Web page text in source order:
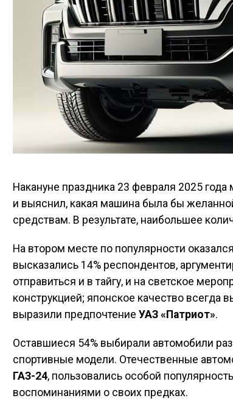
Накануне праздника 23 февраля 2025
и выяснил, какая машина была бы
средствам. В результате, наибольшее
На втором месте по популярности оказался
высказались 14% респондентов,
отправиться и в тайгу, и на светское
конструкцией; японское качество всегда
выразили предпочтение УАЗ «Патриот».
Оставшиеся 54% выбирали автомобили
спортивные модели. Отечественные
ГАЗ-24, пользовались особой
воспоминаниями о своих предках.